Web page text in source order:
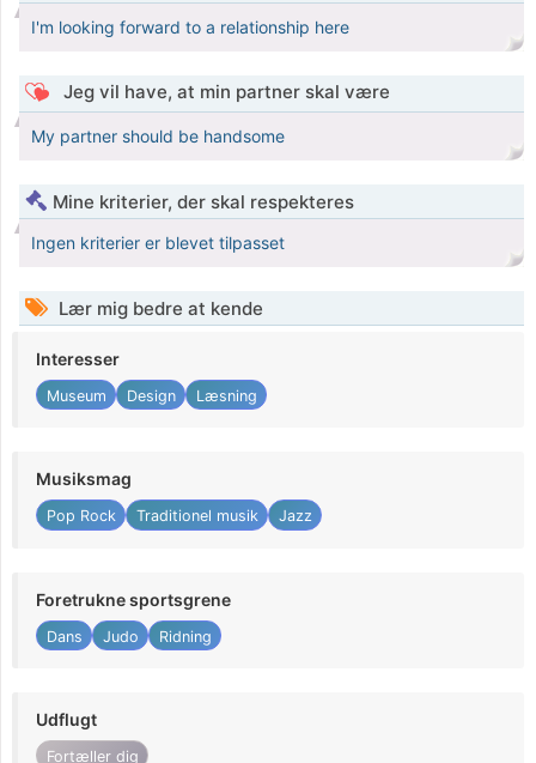
I'm looking forward to a relationship here
Jeg vil have, at min partner skal være
My partner should be handsome
Mine kriterier, der skal respekteres
Ingen kriterier er blevet tilpasset
Lær mig bedre at kende
Interesser
Museum Design Læsning
Musiksmag
Pop Rock Traditionel musik Jazz
Foretrukne sportsgrene
Dans Judo Ridning
Udflugt
Fortæller dig